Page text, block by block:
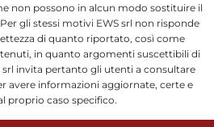
non possono in alcun modo sostituire il
gli stessi motivi EWS srl non risponde
di quanto riportato, così come
in quanto argomenti suscettibili di
invita pertanto gli utenti a consultare
avere informazioni aggiornate, certe e
proprio caso specifico.